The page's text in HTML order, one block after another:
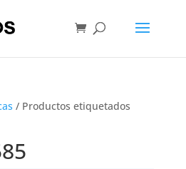
/ Productos etiquetados